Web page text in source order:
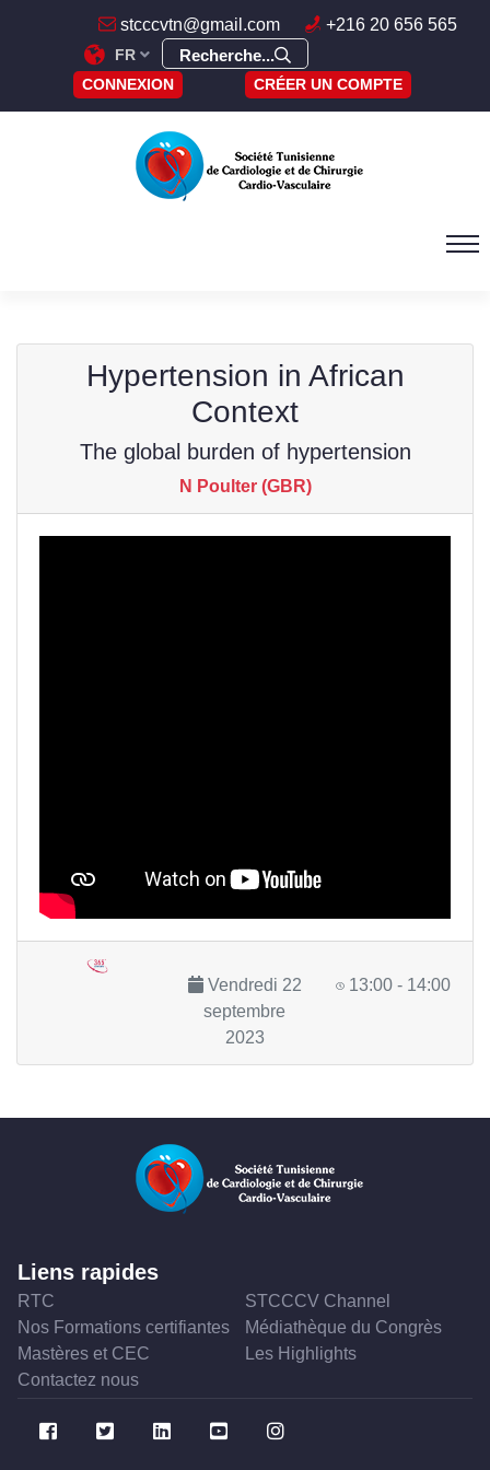
stcccvtn@gmail.com +216 20 656 565
FR Recherche...
CONNEXION CRÉER UN COMPTE
Hypertension in African
Context
The global burden of hypertension
N Poulter (GBR)
Vendredi 22
septembre
2023
13:00 - 14:00
Liens rapides
RTC
STCCCV Channel
Nos Formations certifiantes
Médiathèque du Congrès
Mastères et CEC
Les Highlights
Contactez nous